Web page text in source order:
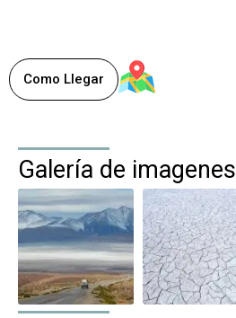
Como Llegar
Galería de imagenes